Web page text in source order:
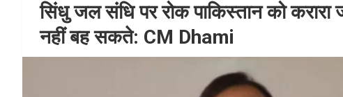
सिंधु जल संधि पर रोक पाकिस्तान को
नहीं बह सकते: CM Dhami